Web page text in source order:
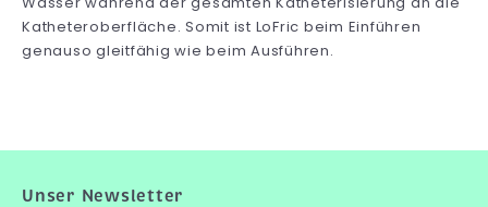
Katheteroberfläche. Somit ist LoFric beim Einführen
genauso gleitfähig wie beim Ausführen.
Unser Newsletter